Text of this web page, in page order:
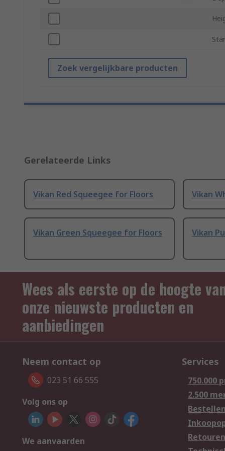
Zoek vergelijkbare producten
Gerelateerde Links
Vikan Red Squeegee for Floors Vikan
Vikan Green Squeegee for Floors Vikan
Wees als eerste op de hoogte
onze nieuwste producten en
aanbiedingen
Neem contact op
023 51 66 555
Volg ons op
We aanvaarden
Services
750.000
2.500
Bestellen
Retouren